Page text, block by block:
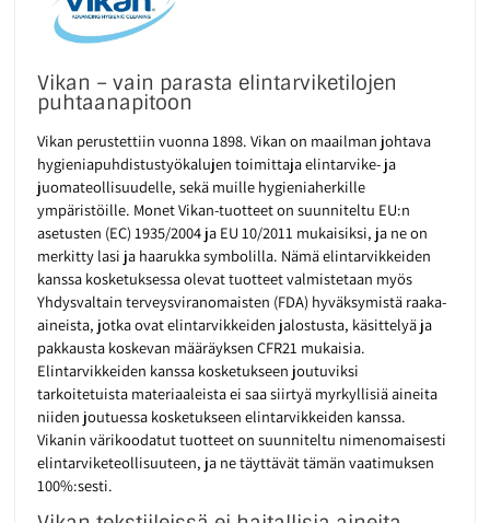
Vikan – vain parasta elintarviketilojen
puhtaanapitoon
Vikan perustettiin vuonna 1898. Vikan on maailman johtava
hygieniapuhdistustyökalujen toimittaja elintarvike- ja
juomateollisuudelle, sekä muille hygieniaherkille
ympäristöille. Monet Vikan-tuotteet on suunniteltu EU:n
asetusten (EC) 1935/2004 ja EU 10/2011 mukaisiksi, ja ne on
merkitty lasi ja haarukka symbolilla. Nämä elintarvikkeiden
kanssa kosketuksessa olevat tuotteet valmistetaan myös
Yhdysvaltain terveysviranomaisten (FDA) hyväksymistä raaka-
aineista, jotka ovat elintarvikkeiden jalostusta, käsittelyä ja
pakkausta koskevan määräyksen CFR21 mukaisia.
Elintarvikkeiden kanssa kosketukseen joutuviksi
tarkoitetuista materiaaleista ei saa siirtyä myrkyllisiä aineita
niiden joutuessa kosketukseen elintarvikkeiden kanssa.
Vikanin värikoodatut tuotteet on suunniteltu nimenomaisesti
elintarviketeollisuuteen, ja ne täyttävät tämän vaatimuksen
100%:sesti.